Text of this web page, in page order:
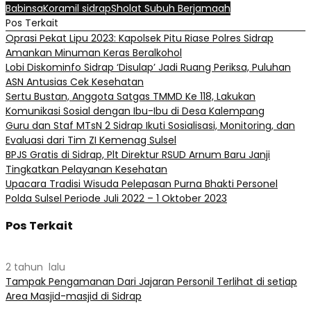
BabinsaKoramil sidrapSholat Subuh Berjamaah
Pos Terkait
Oprasi Pekat Lipu 2023: Kapolsek Pitu Riase Polres Sidrap
Amankan Minuman Keras Beralkohol
Lobi Diskominfo Sidrap ‘Disulap’ Jadi Ruang Periksa, Puluhan
ASN Antusias Cek Kesehatan
Sertu Bustan, Anggota Satgas TMMD Ke 118, Lakukan
Komunikasi Sosial dengan Ibu-Ibu di Desa Kalempang
Guru dan Staf MTsN 2 Sidrap Ikuti Sosialisasi, Monitoring, dan
Evaluasi dari Tim ZI Kemenag Sulsel
BPJS Gratis di Sidrap, Plt Direktur RSUD Arnum Baru Janji
Tingkatkan Pelayanan Kesehatan
Upacara Tradisi Wisuda Pelepasan Purna Bhakti Personel
Polda Sulsel Periode Juli 2022 – 1 Oktober 2023
Pos Terkait
2 tahun lalu
Tampak Pengamanan Dari Jajaran Personil Terlihat di setiap
Area Masjid-masjid di Sidrap